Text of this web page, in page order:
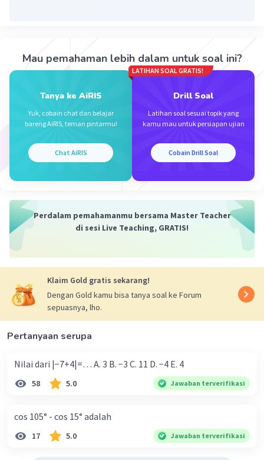
Mau pemahaman lebih dalam untuk soal ini?
Tanya ke AiRIS
Yuk, cobain chat dan belajar
bareng AiRIS, teman pintarmu!
Chat AiRIS
LATIHAN SOAL GRATIS!
Drill Soal
Latihan soal sesuai topik yang
kamu mau untuk persiapan ujian
Cobain Drill Soal
Perdalam pemahamanmu bersama Master Teacher
di sesi Live Teaching, GRATIS!
Klaim Gold gratis sekarang!
Dengan Gold kamu bisa tanya soal ke Forum
sepuasnya, lho.
Pertanyaan serupa
Nilai dari |−7+4|=… A. 3 B. −3 C. 11 D. −4 E. 4
58 5.0 Jawaban terverifikasi
cos 105° - cos 15° adalah
17 5.0 Jawaban terverifikasi